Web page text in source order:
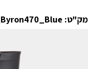
מק"ט: ET_Contigo_Byron470_Blue